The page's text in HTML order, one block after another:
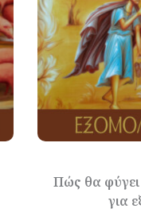
Πώς θα
για